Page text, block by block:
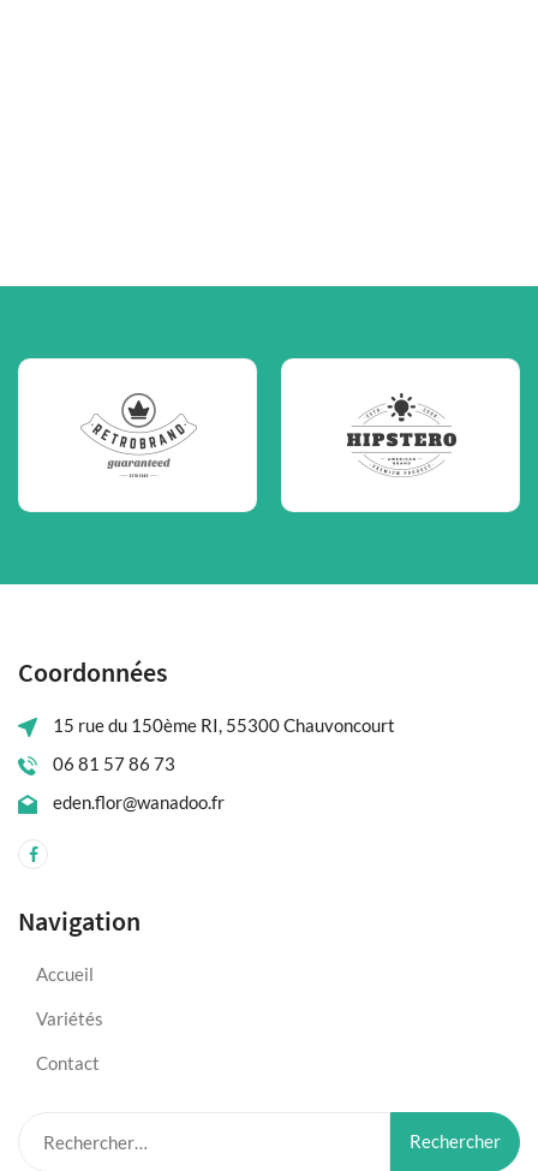
Coordonnées
15 rue du 150ème RI, 55300 Chauvoncourt
06 81 57 86 73
eden.flor@wanadoo.fr
Navigation
Accueil
Variétés
Contact